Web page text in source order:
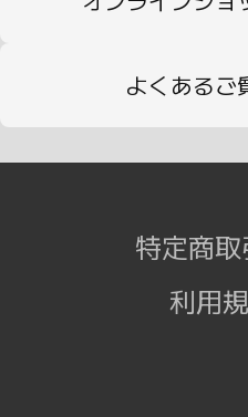
よくあるご
特定商
利用